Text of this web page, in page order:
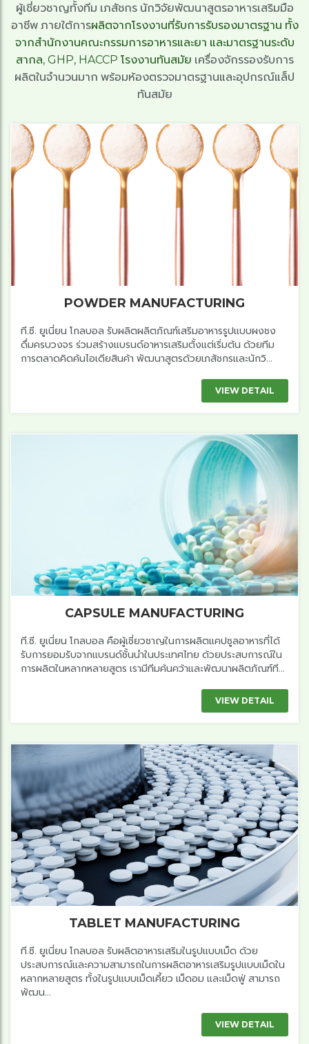
ผู้เชี่ยวชาญทั้งทีม เภสัชกร นักวิจัยพัฒนาสูตรอาหารเสริมมือ
อาชีพ ภายใต้การผลิตจากโรงงานที่รับการรับรองมาตรฐาน ทั้ง
จากสํานักงานคณะกรรมการอาหารและยา และมาตรฐานระดับ
สากล, GHP, HACCP โรงงานทันสมัย เครื่องจักรรองรับการ
ผลิตในจำนวนมาก พร้อมห้องตรวจมาตรฐานและอุปกรณ์แล็ป
ทันสมัย
POWDER MANUFACTURING
ที.ซี. ยูเนี่ยน โกลบอล รับผลิตผลิตภัณฑ์เสริมอาหารรูปแบบผงชง
ดื่มครบวงจร ร่วมสร้างแบรนด์อาหารเสริมตั้งแต่เริ่มต้น ด้วยทีม
การตลาดคิดค้นไอเดียสินค้า พัฒนาสูตรด้วยเภสัชกรและนักวิ...
VIEW DETAIL
CAPSULE MANUFACTURING
ที.ซี. ยูเนี่ยน โกลบอล คือผู้เชี่ยวชาญในการผลิตแคปซูลอาหารที่ได้
รับการยอมรับจากแบรนด์ชั้นนำในประเทศไทย ด้วยประสบการณ์ใน
การผลิตในหลากหลายสูตร เรามีทีมค้นคว้าและพัฒนาผลิตภัณฑ์ที...
VIEW DETAIL
TABLET MANUFACTURING
ที.ซี. ยูเนี่ยน โกลบอล รับผลิตอาหารเสริมในรูปแบบเม็ด ด้วย
ประสบการณ์และความสามารถในการผลิตอาหารเสริมรูปแบบเม็ดใน
หลากหลายสูตร ทั้งในรูปแบบเม็ดเคี้ยว เม็ดอม และเม็ดฟู่ สามารถ
พัฒน...
VIEW DETAIL